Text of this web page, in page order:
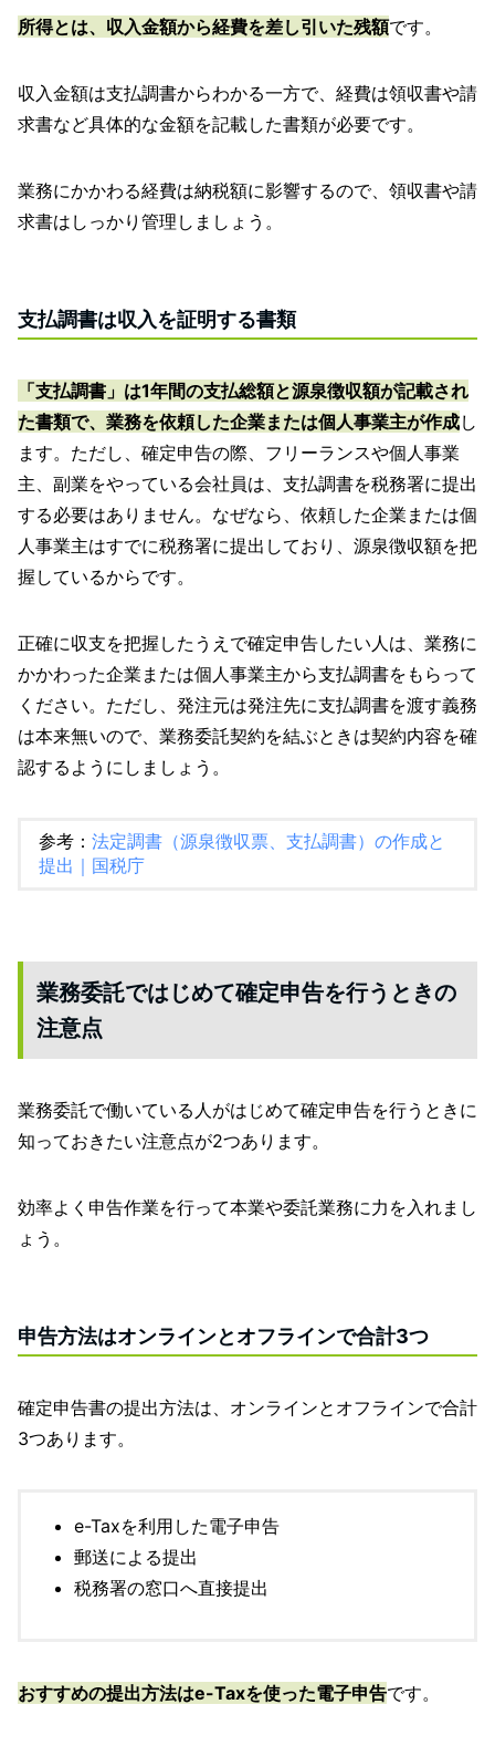
所得とは、収入金額から経費を差し引いた残額です。
収入金額は支払調書からわかる一方で、経費は領収書や請
求書など具体的な金額を記載した書類が必要です。
業務にかかわる経費は納税額に影響するので、領収書や請
求書はしっかり管理しましょう。
支払調書は収入を証明する書類
「支払調書」は1年間の支払総額と源泉徴収額が記載され
た書類で、業務を依頼した企業または個人事業主が作成し
ます。ただし、確定申告の際、フリーランスや個人事業
主、副業をやっている会社員は、支払調書を税務署に提出
する必要はありません。なぜなら、依頼した企業または個
人事業主はすでに税務署に提出しており、源泉徴収額を把
握しているからです。
正確に収支を把握したうえで確定申告したい人は、業務に
かかわった企業または個人事業主から支払調書をもらって
ください。ただし、発注元は発注先に支払調書を渡す義務
は本来無いので、業務委託契約を結ぶときは契約内容を確
認するようにしましょう。
参考： 法定調書（源泉徴収票、支払調書）の作成と
提出｜国税庁
業務委託ではじめて確定申告を行うときの
注意点
業務委託で働いている人がはじめて確定申告を行うときに
知っておきたい注意点が2つあります。
効率よく申告作業を行って本業や委託業務に力を入れまし
ょう。
申告方法はオンラインとオフラインで合計3つ
確定申告書の提出方法は、オンラインとオフラインで合計
3つあります。
e-Taxを利用した電子申告
郵送による提出
税務署の窓口へ直接提出
おすすめの提出方法はe-Taxを使った電子申告です。